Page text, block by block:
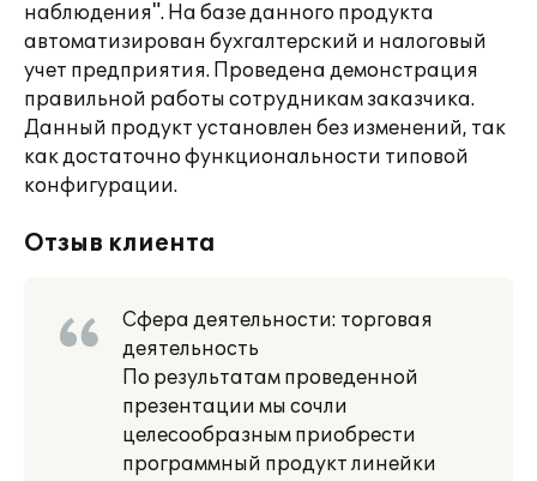
наблюдения". На базе данного продукта
автоматизирован бухгалтерский и налоговый
учет предприятия. Проведена демонстрация
правильной работы сотрудникам заказчика.
Данный продукт установлен без изменений, так
как достаточно функциональности типовой
конфигурации.
Отзыв клиента
Сфера деятельности: торговая
деятельность
По результатам проведенной
презентации мы сочли
целесообразным приобрести
программный продукт линейки